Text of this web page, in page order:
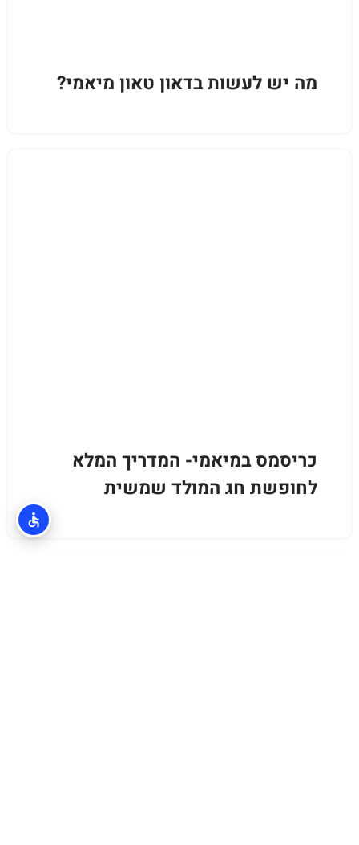
מה יש לעשות בדאון טאון מיאמי?
כריסמס במיאמי- המדריך המלא
לחופשת חג המולד שמשית